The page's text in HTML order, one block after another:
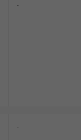
-
-